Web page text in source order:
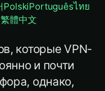
PolskiPortuguêsไทย
繁體中文
которые VPN-
и почти
однако,